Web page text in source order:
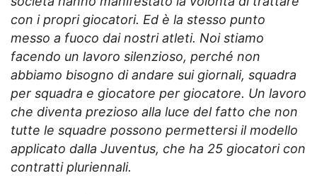
con i propri giocatori. Ed è la stesso punto
messo a fuoco dai nostri atleti. Noi stiamo
facendo un lavoro silenzioso, perché non
abbiamo bisogno di andare sui giornali, squadra
per squadra e giocatore per giocatore. Un lavoro
che diventa prezioso alla luce del fatto che non
tutte le squadre possono permettersi il modello
applicato dalla Juventus, che ha 25 giocatori con
contratti pluriennali.